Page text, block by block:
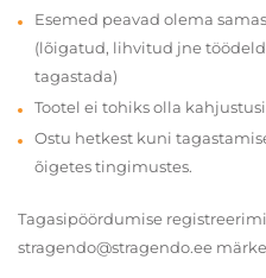
Esemed peavad olema
(lõigatud, lihvitud jne
tagastada)
Tootel ei tohiks olla kahjustusi
Ostu hetkest kuni
õigetes tingimustes.
Tagasipöördumise
stragendo@stragendo.ee